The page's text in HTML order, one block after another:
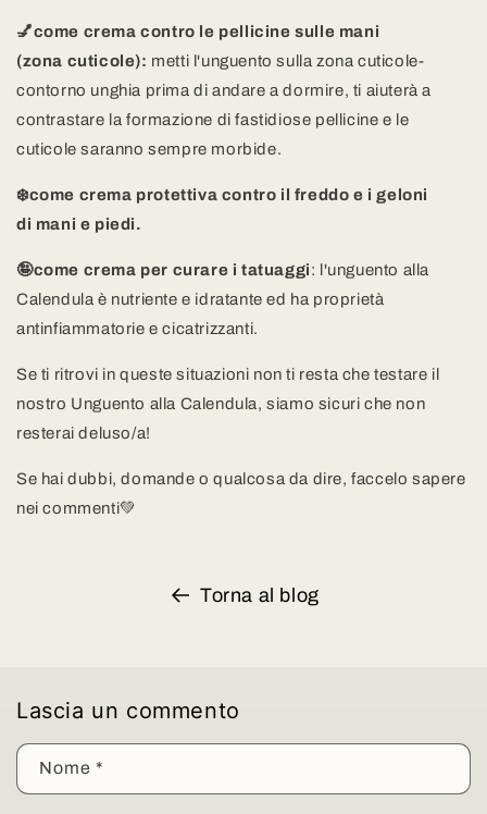
💅come crema contro le pellicine sulle mani
(zona cuticole): metti l'unguento sulla zona cuticole-
contorno unghia prima di andare a dormire, ti aiuterà a
contrastare la formazione di fastidiose pellicine e le
cuticole saranno sempre morbide.
❄️come crema protettiva contro il freddo e i geloni
di mani e piedi.
🤪come crema per curare i tatuaggi: l'unguento alla
Calendula è nutriente e idratante ed ha proprietà
antinfiammatorie e cicatrizzanti.
Se ti ritrovi in queste situazioni non ti resta che testare il
nostro Unguento alla Calendula, siamo sicuri che non
resterai deluso/a!
Se hai dubbi, domande o qualcosa da dire, faccelo sapere
nei commenti💚
Torna al blog
Lascia un commento
Nome *